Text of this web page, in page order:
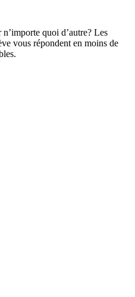
quoi d’autre? Les
vous répondent en moins de